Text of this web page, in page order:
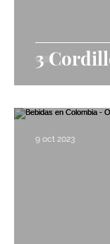
3
9 oct 2023